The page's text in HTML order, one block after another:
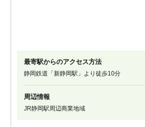
最寄駅からのアクセス方法
静岡鉄道「新静岡駅」より徒歩10分
周辺情報
JR静岡駅周辺商業地域